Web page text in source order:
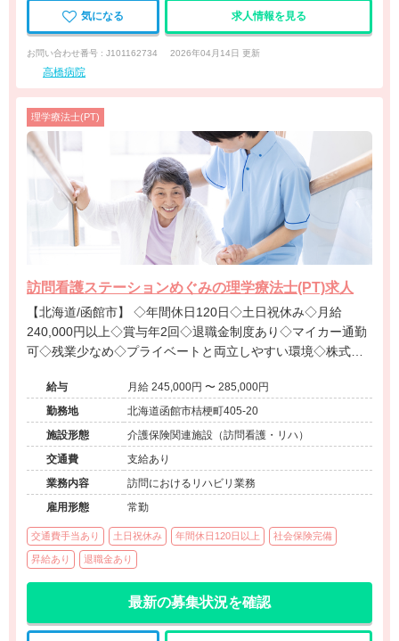
気になる 求人情報を見る
お問い合わせ番号 : J101162734 2026年04月14日 更新
高橋病院
理学療法士(PT)
訪問看護ステーションめぐみの理学療法士(PT)求人
【北海道/函館市】 ◇年間休日120日◇土日祝休み◇月給
240,000円以上◇賞与年2回◇退職金制度あり◇マイカー通勤
可◇残業少なめ◇プライベートと両立しやすい環境◇株式会
す。給与
月給 245,000円 〜 285,000円
勤務地
北海道函館市桔梗町405-20
施設形態
介護保険関連施設（訪問看護・リハ）
交通費
支給あり
業務内容
訪問におけるリハビリ業務
雇用形態
常勤
交通費手当あり 土日祝休み 年間休日120日以上 社会保険完備
昇給あり 退職金あり
最新の募集状況を確認